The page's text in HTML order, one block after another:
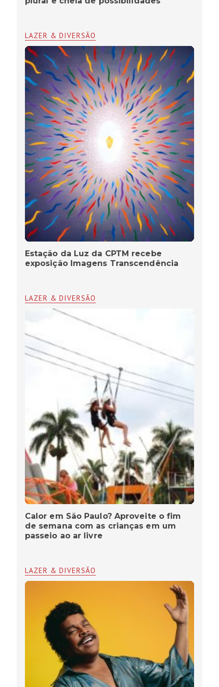
LAZER & DIVERSÃO
Estação da Luz da CPTM recebe
exposição Imagens Transcendência
LAZER & DIVERSÃO
Calor em São Paulo? Aproveite o fim
de semana com as crianças em um
passeio ao ar livre
LAZER & DIVERSÃO